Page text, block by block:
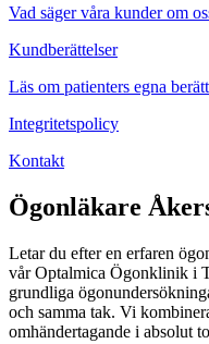
Vad säger våra kunder om
Kundberättelser
Läs om patienters egna
Integritetspolicy
Kontakt
Ögonläkare
Letar du efter en erfaren
vår Optalmica Ögonklinik i
grundliga
och samma tak. Vi
omhändertagande i absolut